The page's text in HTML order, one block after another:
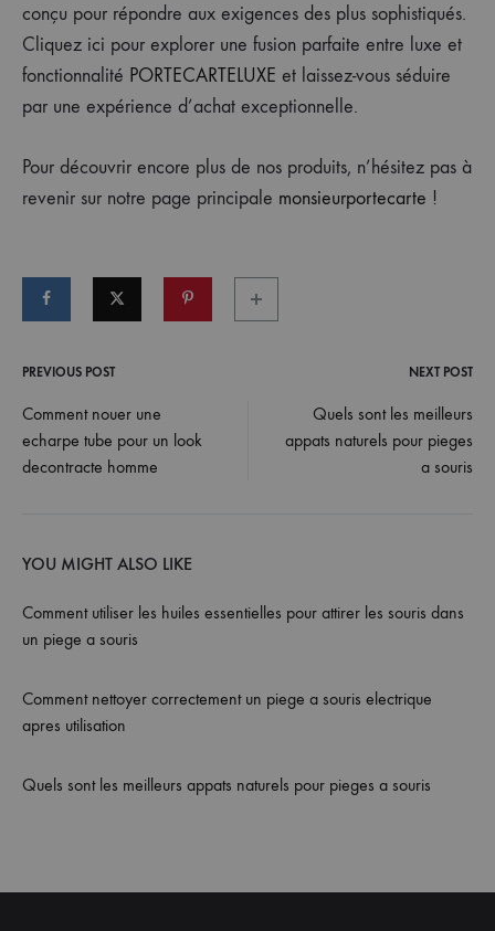
conçu pour répondre aux exigences des plus sophistiqués.
Cliquez ici pour explorer une fusion parfaite entre luxe et
fonctionnalité PORTECARTELUXE et laissez-vous séduire
par une expérience d’achat exceptionnelle.
Pour découvrir encore plus de nos produits, n’hésitez pas à
revenir sur notre page principale monsieurportecarte !
Post
navigation
PREVIOUS POST NEXT POST
Comment nouer une
echarpe tube pour un look
decontracte homme
Quels sont les meilleurs
appats naturels pour pieges
a souris
YOU MIGHT ALSO LIKE
Comment utiliser les huiles essentielles pour attirer les souris dans
un piege a souris
Comment nettoyer correctement un piege a souris electrique
apres utilisation
Quels sont les meilleurs appats naturels pour pieges a souris